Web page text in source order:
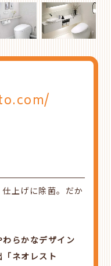
上げに除菌。だか
らかなデザイン
ネオレスト